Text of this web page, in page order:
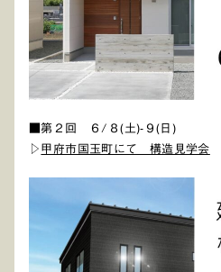
■第２回 ６/８(土)-９(日)
▷ 甲府市国玉町にて 構造見学会